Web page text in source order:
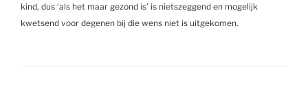
kind, dus ‘als het maar gezond is’ is nietszeggend en mogelijk
kwetsend voor degenen bij die wens niet is uitgekomen.